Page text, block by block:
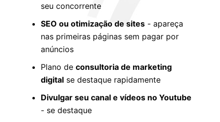
seu concorrente
SEO ou otimização de sites - apareça
nas primeiras páginas sem pagar por
anúncios
Plano de consultoria de marketing
digital se destaque rapidamente
Divulgar seu canal e vídeos no Youtube
- se destaque